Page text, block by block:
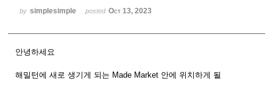
by simplesimple posted Oct 13, 2023
안녕하세요
해밀턴에 새로 생기게 되는 Made Market 안에 위치하게 될
Sketchbook5, 스케치북5